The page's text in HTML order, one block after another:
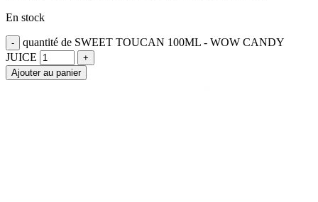
En stock
quantité de SWEET TOUCAN 100ML - WOW CANDY
JUICE
Ajouter au panier